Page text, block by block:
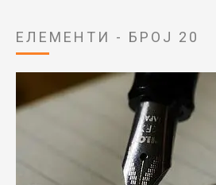
ЕЛЕМЕНТИ - БРОЈ 20